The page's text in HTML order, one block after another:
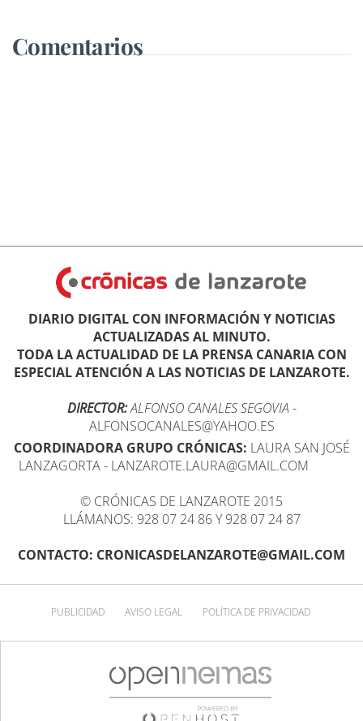
Comentarios
DIARIO DIGITAL CON INFORMACIÓN Y NOTICIAS
ACTUALIZADAS AL MINUTO.
TODA LA ACTUALIDAD DE LA PRENSA CANARIA CON
ESPECIAL ATENCIÓN A LAS NOTICIAS DE LANZAROTE.
DIRECTOR:ALFONSO CANALES SEGOVIA -
ALFONSOCANALES@YAHOO.ES
COORDINADORA GRUPO CRÓNICAS: LAURA SAN JOSÉ
LANZAGORTA - LANZAROTE.LAURA@GMAIL.COM
© CRÓNICAS DE LANZAROTE 2015
LLÁMANOS: 928 07 24 86 Y 928 07 24 87
CONTACTO: CRONICASDELANZAROTE@GMAIL.COM
PUBLICIDAD AVISO LEGAL POLÍTICA DE PRIVACIDAD